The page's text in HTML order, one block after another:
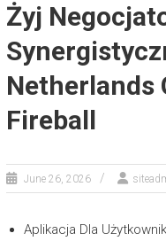
Żyj
Netherlands
Fireball
June 26, 2026
Aplikacja Dla